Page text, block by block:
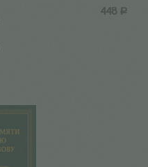
448 Р